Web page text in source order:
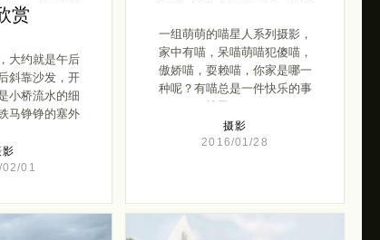
赏
大约就是午后
斜靠沙发，开
小桥流水的细
马铮铮的塞外
影
01
一组萌萌的喵星人系列摄影，
家中有喵，呆喵萌喵犯傻喵，
傲娇喵，耍赖喵，你家是哪一
种呢？有喵总是一件快乐的事
摄影
2016/01/28